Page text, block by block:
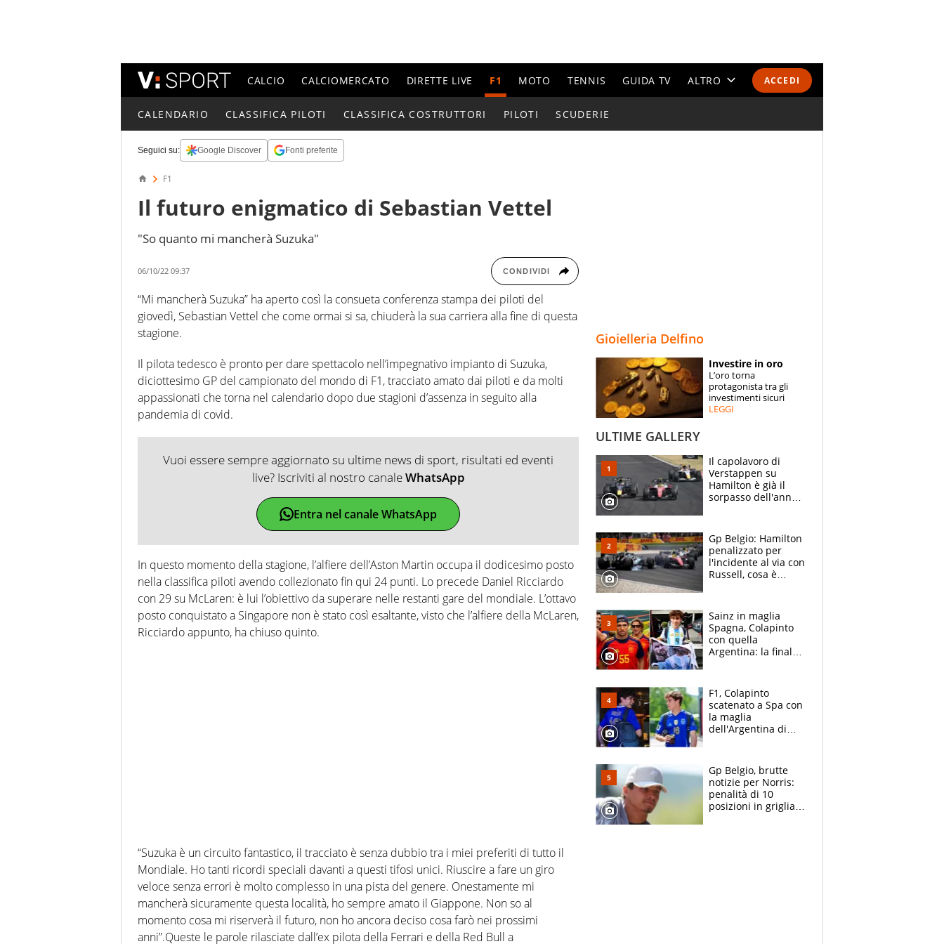
ACCEDI
CALCIO CALCIOMERCATO DIRETTE LIVE F1 MOTO TENNIS GUIDA TV ALTRO
ESPERTI
CONTATTI
CALENDARIO CLASSIFICA PILOTI CLASSIFICA COSTRUTTORI PILOTI SCUDERIE
Seguici su: Google Discover Fonti preferite
F1
Il futuro enigmatico di Sebastian Vettel
"So quanto mi mancherà Suzuka"
06/10/22 09:37 CONDIVIDI
“Mi mancherà Suzuka” ha aperto così la consueta conferenza stampa dei piloti del
giovedì, Sebastian Vettel che come ormai si sa, chiuderà la sua carriera alla fine di questa
stagione.
Il pilota tedesco è pronto per dare spettacolo nell’impegnativo impianto di Suzuka,
diciottesimo GP del campionato del mondo di F1, tracciato amato dai piloti e da molti
appassionati che torna nel calendario dopo due stagioni d’assenza in seguito alla
pandemia di covid.
Vuoi essere sempre aggiornato su ultime news di sport, risultati ed eventi
live? Iscriviti al nostro canaleWhatsApp
Entra nel canale WhatsApp
In questo momento della stagione, l’alfiere dell’Aston Martin occupa il dodicesimo posto
nella classifica piloti avendo collezionato fin qui 24 punti. Lo precede Daniel Ricciardo
con 29 su McLaren: è lui l’obiettivo da superare nelle restanti gare del mondiale. L’ottavo
posto conquistato a Singapore non è stato così esaltante, visto che l’alfiere della McLaren,
Ricciardo appunto, ha chiuso quinto.
“Suzuka è un circuito fantastico, il tracciato è senza dubbio tra i miei preferiti di tutto il
Mondiale. Ho tanti ricordi speciali davanti a questi tifosi unici. Riuscire a fare un giro
veloce senza errori è molto complesso in una pista del genere. Onestamente mi
mancherà sicuramente questa località, ho sempre amato il Giappone. Non so al
momento cosa mi riserverà il futuro, non ho ancora deciso cosa farò nei prossimi
anni”.Queste le parole rilasciate dall’ex pilota della Ferrari e della Red Bull a
Gioielleria Delfino
Investire in oro
L’oro torna
protagonista tra gli
investimenti sicuri
LEGGI
ULTIME GALLERY
Il capolavoro di
Verstappen su
Hamilton è già il
sorpasso dell'anno:
2021
Gp Belgio: Hamilton
penalizzato per
l'incidente al via con
Russell, cosa è
Sainz in maglia
Spagna, Colapinto
con quella
Argentina: la finale
vede l'ora
F1, Colapinto
scatenato a Spa con
la maglia
dell'Argentina di
le parolacce"
Gp Belgio, brutte
notizie per Norris:
penalità di 10
posizioni in griglia,